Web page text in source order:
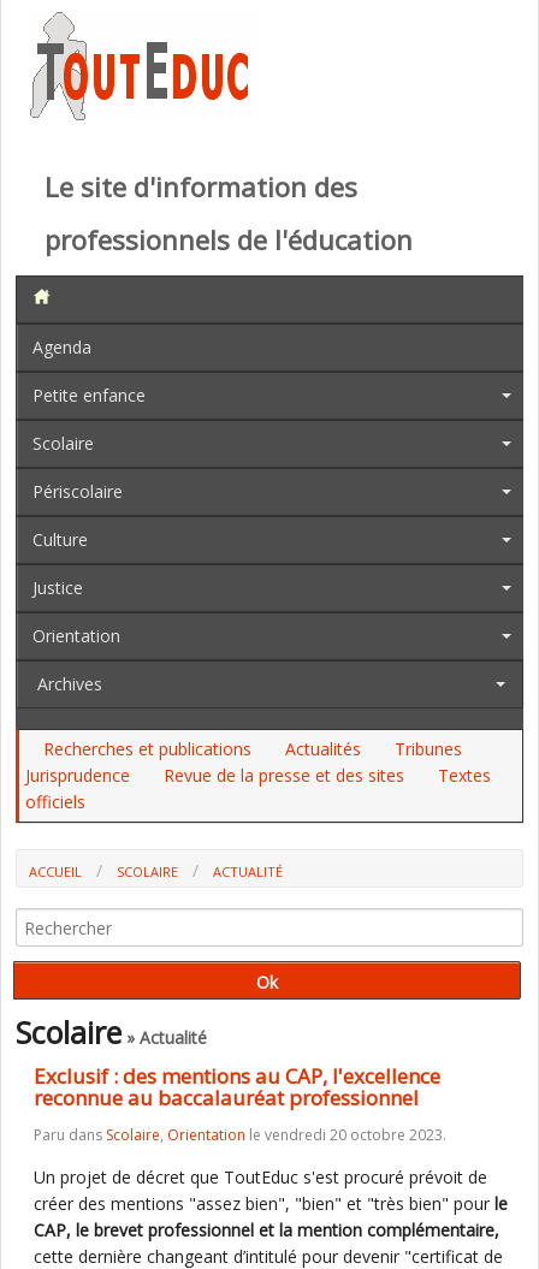
Le site d'information des
professionnels de l'éducation
Agenda
Petite enfance
Scolaire
Périscolaire
Culture
Justice
Orientation
Archives
Recherches et publications Actualités
Tribunes
Jurisprudence
Revue de la presse et des sites
Textes
officiels
ACCUEIL SCOLAIRE
ACTUALITÉ
BACCALAURÉAT PROFESSIONNEL
Scolaire» Actualité
Exclusif : des mentions au CAP, l'excellence
reconnue au baccalauréat professionnel
Paru dans Scolaire, Orientation le vendredi 20 octobre 2023.
Un projet de décret que ToutEduc s'est procuré prévoit de
créer des mentions "assez bien", "bien" et "très bien" pour le
CAP, le brevet professionnel et la mention complémentaire,
cette dernière changeant d’intitulé pour devenir "certificat de